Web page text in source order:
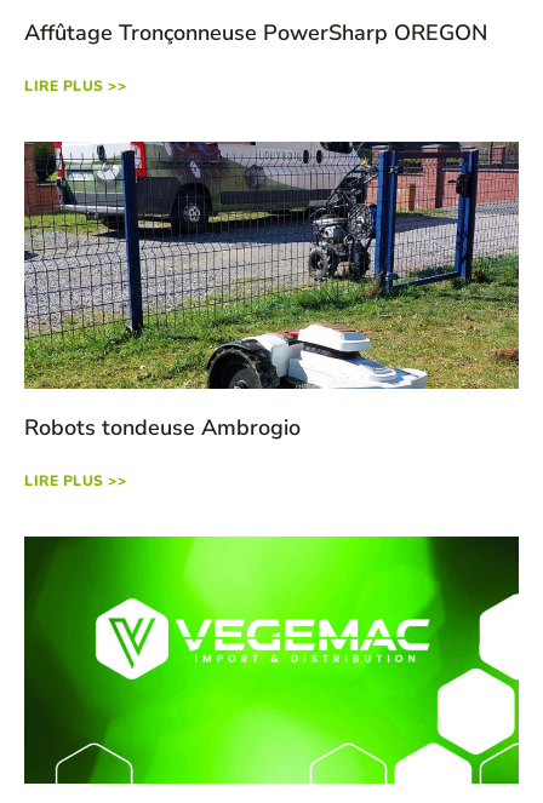
Affûtage Tronçonneuse PowerSharp OREGON
LIRE PLUS >>
Robots tondeuse Ambrogio
LIRE PLUS >>